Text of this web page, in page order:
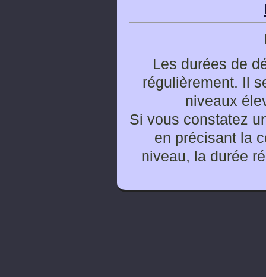
Les durées de
régulièrement. Il
niveaux
Si vous constatez
en précisant la
niveau, la durée